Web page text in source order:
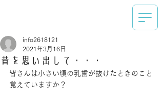
昔を思い出して・・・
info2618121
2021年3月16日
皆さんは小さい頃の乳歯が抜けたときのこと
覚えていますか？